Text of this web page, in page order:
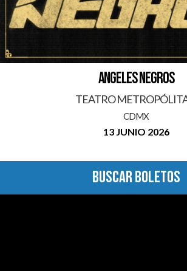
ANGELES NEGROS
TEATRO
CDMX
13 JUNIO 2026
BUSCAR BOLETOS